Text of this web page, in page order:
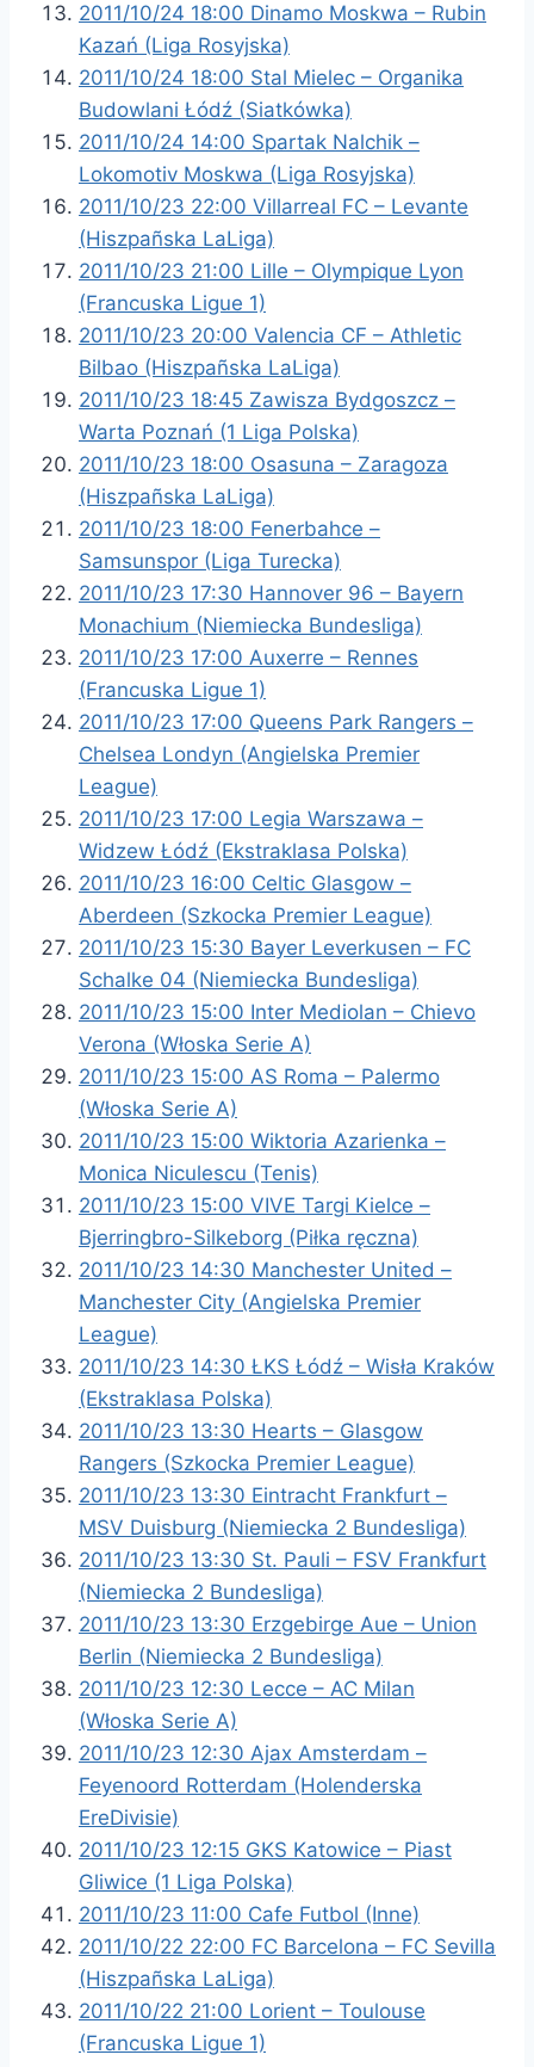
2011/10/24 18:00 Dinamo Moskwa – Rubin
Kazań (Liga Rosyjska)
2011/10/24 18:00 Stal Mielec – Organika
Budowlani Łódź (Siatkówka)
2011/10/24 14:00 Spartak Nalchik –
Lokomotiv Moskwa (Liga Rosyjska)
2011/10/23 22:00 Villarreal FC – Levante
(Hiszpañska LaLiga)
2011/10/23 21:00 Lille – Olympique Lyon
(Francuska Ligue 1)
2011/10/23 20:00 Valencia CF – Athletic
Bilbao (Hiszpañska LaLiga)
2011/10/23 18:45 Zawisza Bydgoszcz –
Warta Poznań (1 Liga Polska)
2011/10/23 18:00 Osasuna – Zaragoza
(Hiszpañska LaLiga)
2011/10/23 18:00 Fenerbahce –
Samsunspor (Liga Turecka)
2011/10/23 17:30 Hannover 96 – Bayern
Monachium (Niemiecka Bundesliga)
2011/10/23 17:00 Auxerre – Rennes
(Francuska Ligue 1)
2011/10/23 17:00 Queens Park Rangers –
Chelsea Londyn (Angielska Premier
League)
2011/10/23 17:00 Legia Warszawa –
Widzew Łódź (Ekstraklasa Polska)
2011/10/23 16:00 Celtic Glasgow –
Aberdeen (Szkocka Premier League)
2011/10/23 15:30 Bayer Leverkusen – FC
Schalke 04 (Niemiecka Bundesliga)
2011/10/23 15:00 Inter Mediolan – Chievo
Verona (Włoska Serie A)
2011/10/23 15:00 AS Roma – Palermo
(Włoska Serie A)
2011/10/23 15:00 Wiktoria Azarienka –
Monica Niculescu (Tenis)
2011/10/23 15:00 VIVE Targi Kielce –
Bjerringbro-Silkeborg (Piłka ręczna)
2011/10/23 14:30 Manchester United –
Manchester City (Angielska Premier
League)
2011/10/23 14:30 ŁKS Łódź – Wisła Kraków
(Ekstraklasa Polska)
2011/10/23 13:30 Hearts – Glasgow
Rangers (Szkocka Premier League)
2011/10/23 13:30 Eintracht Frankfurt –
MSV Duisburg (Niemiecka 2 Bundesliga)
2011/10/23 13:30 St. Pauli – FSV Frankfurt
(Niemiecka 2 Bundesliga)
2011/10/23 13:30 Erzgebirge Aue – Union
Berlin (Niemiecka 2 Bundesliga)
2011/10/23 12:30 Lecce – AC Milan
(Włoska Serie A)
2011/10/23 12:30 Ajax Amsterdam –
Feyenoord Rotterdam (Holenderska
EreDivisie)
2011/10/23 12:15 GKS Katowice – Piast
Gliwice (1 Liga Polska)
2011/10/23 11:00 Cafe Futbol (Inne)
2011/10/22 22:00 FC Barcelona – FC Sevilla
(Hiszpañska LaLiga)
2011/10/22 21:00 Lorient – Toulouse
(Francuska Ligue 1)